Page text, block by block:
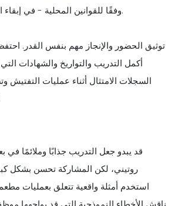
وفقًا للقوانين المحلية - في إبقاء الجميع على اطلاع دائم.
توثيق الحضور والإنجاز مهم بنفس القدر.
أكمل التدريب والتواريخ والشهادات
السجلات الامتثال أثناء عمليات
قد يبدو جعل التدريب جذابًا وملائمًا في
روتيني، لكن المشاركة تحسن بشكل
استخدم أمثلة واقعية تتعلق بعمليات